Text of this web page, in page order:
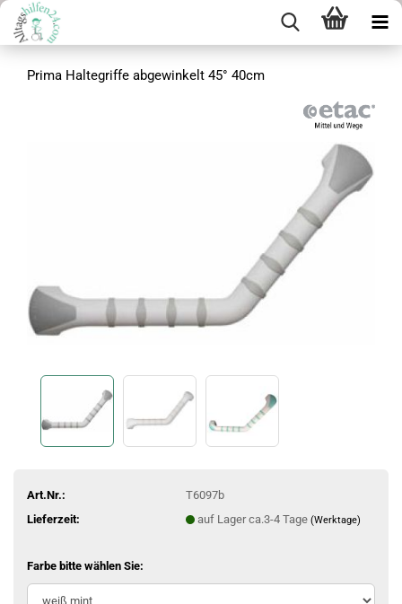
Prima Haltegriffe abgewinkelt 45° 40cm
Art.Nr.:
T6097b
Lieferzeit:
auf Lager ca.3-4 Tage (Werktage)
Farbe bitte wählen Sie: